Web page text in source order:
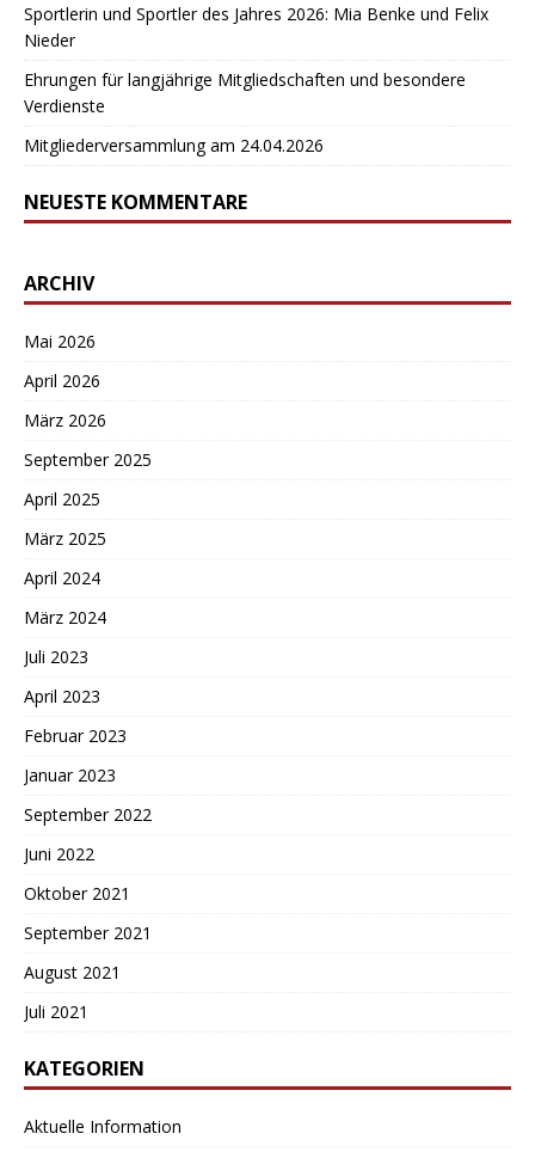
Sportlerin und Sportler des Jahres 2026: Mia Benke und Felix
Nieder
Ehrungen für langjährige Mitgliedschaften und besondere
Verdienste
Mitgliederversammlung am 24.04.2026
NEUESTE KOMMENTARE
ARCHIV
Mai 2026
April 2026
März 2026
September 2025
April 2025
März 2025
April 2024
März 2024
Juli 2023
April 2023
Februar 2023
Januar 2023
September 2022
Juni 2022
Oktober 2021
September 2021
August 2021
Juli 2021
KATEGORIEN
Aktuelle Information